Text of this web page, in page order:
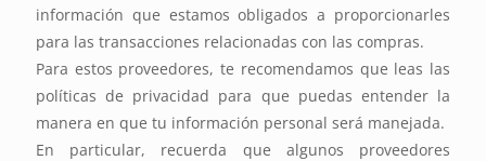
información que estamos obligados a proporcionarles
para las transacciones relacionadas con las compras.
Para estos proveedores, te recomendamos que leas las
políticas de privacidad para que puedas entender la
manera en que tu información personal será manejada.
En particular, recuerda que algunos proveedores